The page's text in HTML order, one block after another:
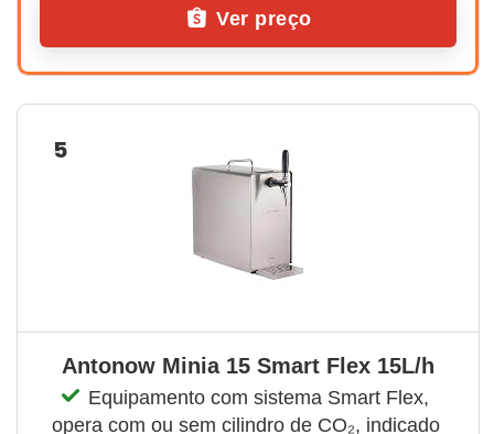
Ver preço
5
Antonow Minia 15 Smart Flex 15L/h
Equipamento com sistema Smart Flex,
opera com ou sem cilindro de CO₂, indicado